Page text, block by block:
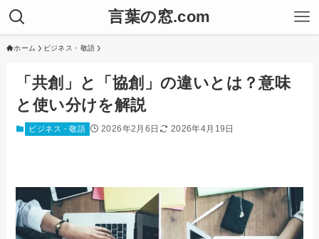
言葉の窓.com
ホーム ビジネス・敬語
「共創」と「協創」の違いとは？意味
と使い分けを解説
ビジネス・敬語 2026年2月6日 2026年4月19日